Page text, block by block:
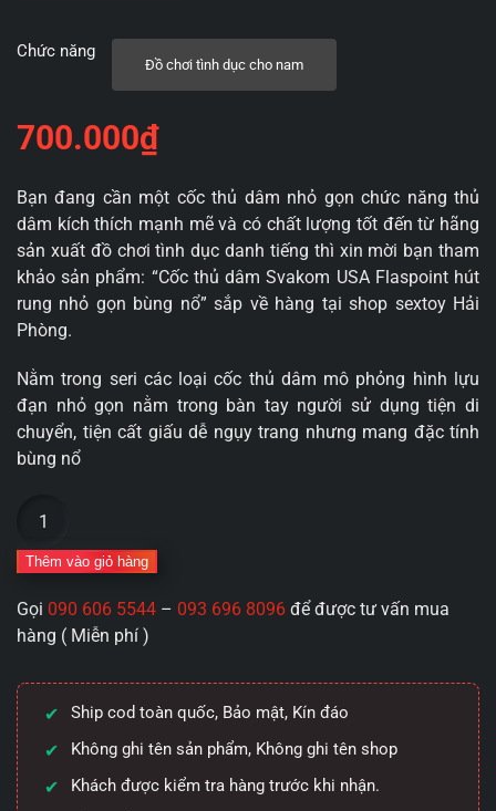
Chức năng
Đồ chơi tình dục cho nam
700.000₫
Bạn đang cần một cốc thủ dâm nhỏ gọn chức năng thủ
dâm kích thích mạnh mẽ và có chất lượng tốt đến từ hãng
sản xuất đồ chơi tình dục danh tiếng thì xin mời bạn tham
khảo sản phẩm: “Cốc thủ dâm Svakom USA Flaspoint hút
rung nhỏ gọn bùng nổ” sắp về hàng tại shop sextoy Hải
Phòng.
Nằm trong seri các loại cốc thủ dâm mô phỏng hình lựu
đạn nhỏ gọn nằm trong bàn tay người sử dụng tiện di
chuyển, tiện cất giấu dễ ngụy trang nhưng mang đặc tính
bùng nổ
dâm
USA
Flaspoint
hút
rung
nhỏ
gọn
bùng
Thêm vào giỏ hàng
Gọi 090 606 5544 – 093 696 8096 để được tư vấn mua
hàng ( Miễn phí )
Ship cod toàn quốc, Bảo mật, Kín đáo
Không ghi tên sản phẩm, Không ghi tên shop
Khách được kiểm tra hàng trước khi nhận.